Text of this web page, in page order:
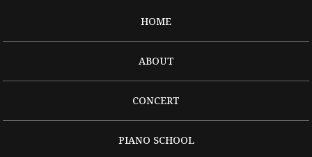
HOME
ABOUT
CONCERT
PIANO SCHOOL